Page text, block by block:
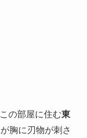
の部屋に住む東
胸に刃物が刺さ